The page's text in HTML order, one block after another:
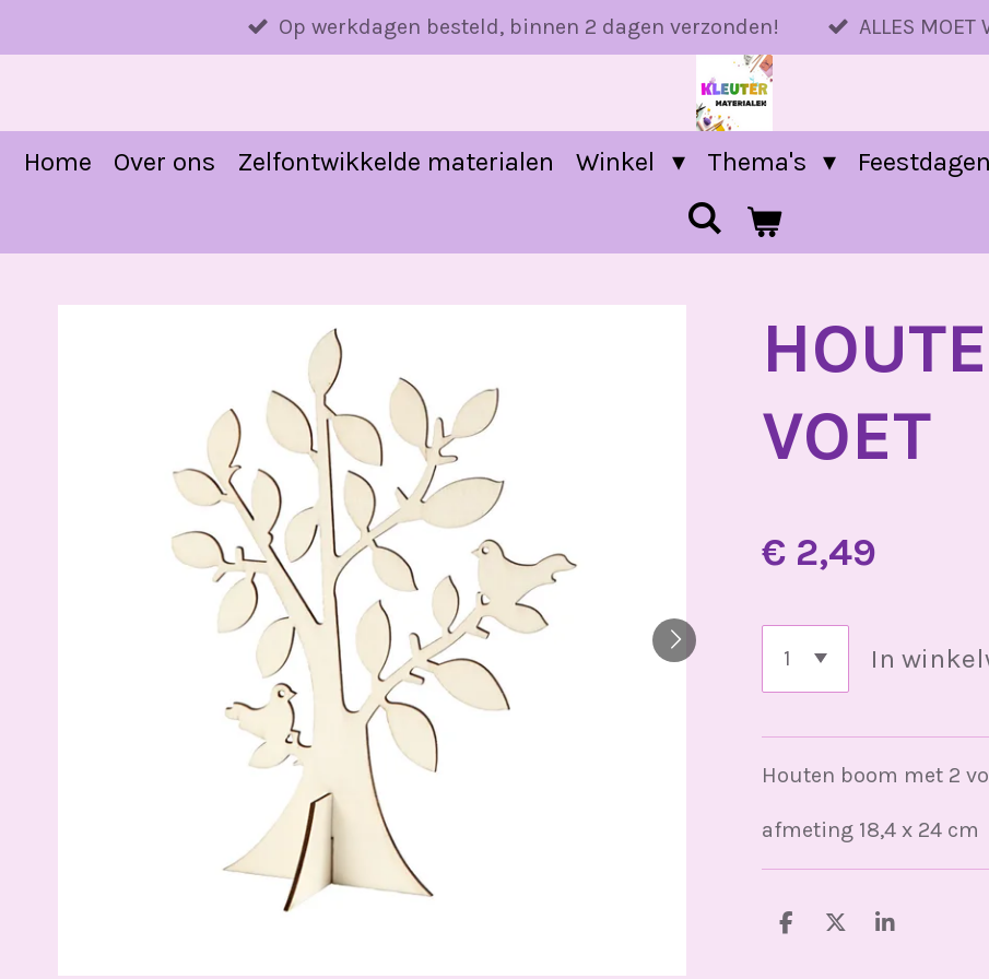
direct
hoofdinhoud
Op werkdagen besteld, binnen 2 dagen verzonden! ALLES MOET
Home Over ons Zelfontwikkelde materialen Winkel Thema's Feestdagen
VOET
€ 2,49
In
Houten boom met 2
afmeting 18,4 x 24 cm
D
D
S